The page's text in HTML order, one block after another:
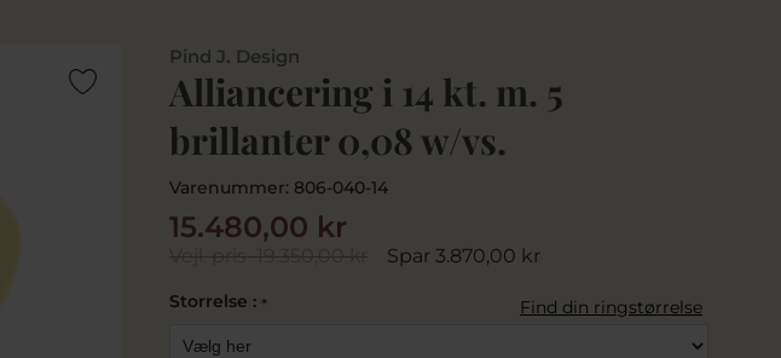
Pind J. Design
Alliancering i 14 kt. m. 5
brillanter 0,08 w/vs.
Varenummer: 806-040-14
Vejl. pris19.350,00 kr Spar 3.870,00 kr
15.480,00 kr
Storrelse : * Find din ringstørrelse